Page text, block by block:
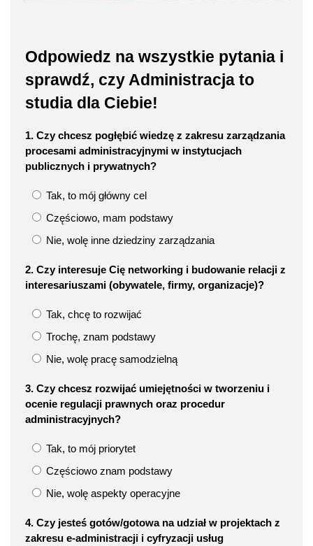
Odpowiedz na wszystkie pytania i
sprawdź, czy Administracja to
studia dla Ciebie!
1. Czy chcesz pogłębić wiedzę z zakresu zarządzania
procesami administracyjnymi w instytucjach
publicznych i prywatnych?
Tak, to mój główny cel
Częściowo, mam podstawy
Nie, wolę inne dziedziny zarządzania
2. Czy interesuje Cię networking i budowanie relacji z
interesariuszami (obywatele, firmy, organizacje)?
Tak, chcę to rozwijać
Trochę, znam podstawy
Nie, wolę pracę samodzielną
3. Czy chcesz rozwijać umiejętności w tworzeniu i
ocenie regulacji prawnych oraz procedur
administracyjnych?
Tak, to mój priorytet
Częściowo znam podstawy
Nie, wolę aspekty operacyjne
4. Czy jesteś gotów/gotowa na udział w projektach z
zakresu e-administracji i cyfryzacji usług